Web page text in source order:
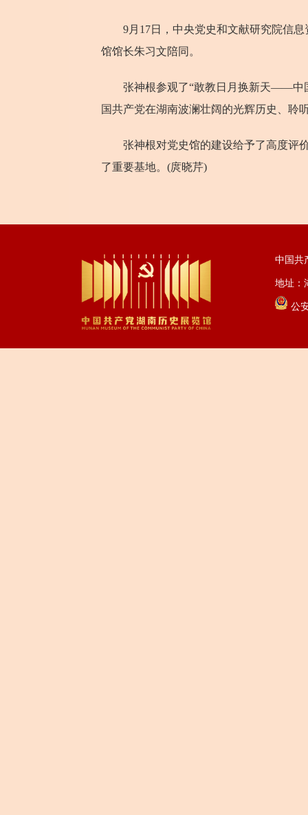
9月17日，中央党史和文献研究院信息
馆馆长朱习文陪同。
张神根参观了“敢教日月换新天——中国
国共产党在湖南波澜壮阔的光辉历史、聆
张神根对党史馆的建设给予了高度评价
了重要基地。(庹晓芹)
中国共
地址：
公